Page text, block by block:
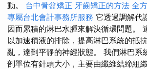
動。 台中骨盆矯正 牙齒矯正的方法 全
專屬台北會計事務所服務 它透過調解代
因而累積的淋巴水腫來解決循環問題。
以加速積液的排除，提高淋巴系統的抵
亂，達到平靜的神經狀態。 我們淋巴系
剖單位有針頭大小，主要由纖維結締組